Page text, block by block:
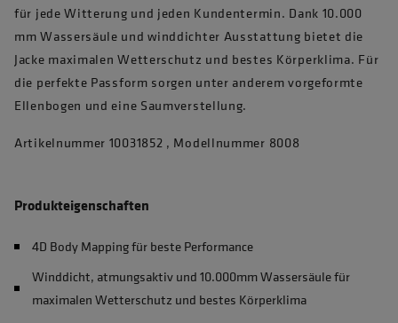
für jede Witterung und jeden Kundentermin. Dank 10.000
mm Wassersäule und winddichter Ausstattung bietet die
Jacke maximalen Wetterschutz und bestes Körperklima. Für
die perfekte Passform sorgen unter anderem vorgeformte
Ellenbogen und eine Saumverstellung.
Artikelnummer 10031852 , Modellnummer 8008
Produkteigenschaften
4D Body Mapping für beste Performance
Winddicht, atmungsaktiv und 10.000mm Wassersäule für
maximalen Wetterschutz und bestes Körperklima